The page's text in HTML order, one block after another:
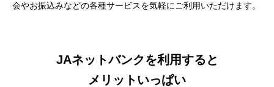
メリット
会やお振込みなどの各種サービスを気軽にご利用いただけます。
JAネットバンクを利用すると
メリットいっぱい